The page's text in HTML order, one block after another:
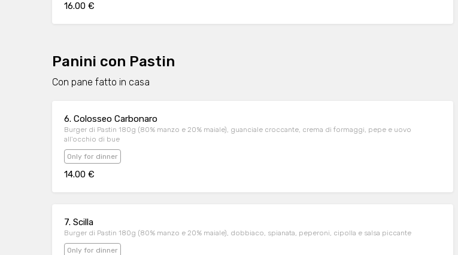
16.00 €
Panini con Pastin
Con pane fatto in casa
6. Colosseo Carbonaro
Burger di Pastin 180g (80% manzo e 20% maiale), guanciale croccante, crema di formaggi, pepe e uovo
all'occhio di bue
Only for dinner
14.00 €
7. Scilla
Burger di Pastin 180g (80% manzo e 20% maiale), dobbiaco, spianata, peperoni, cipolla e salsa piccante
Only for dinner